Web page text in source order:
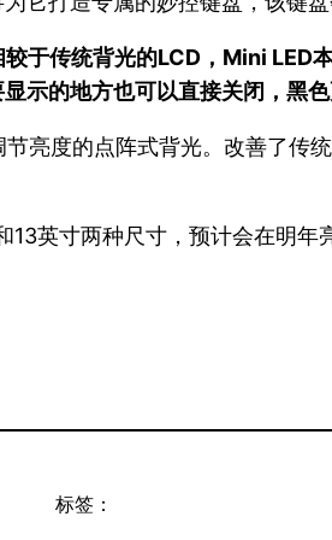
较于传统背光的LCD，Mini LED
示的地方也可以直接关闭，黑色
亮度的点阵式背光。改善了传
英寸两种尺寸，预计会在明年
标签：